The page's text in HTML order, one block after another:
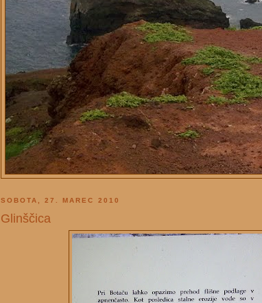
SOBOTA, 27. MAREC 2010
Glinščica